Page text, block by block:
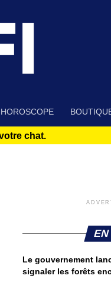
HOROSCOPE
chat.
Le gouvernement
signaler les forêts